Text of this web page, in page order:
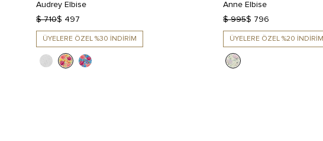
Audrey Elbise
$ 710$ 497
ÜYELERE ÖZEL %30 İNDİRİM
Anne Elbise
$ 995$ 796
ÜYELERE ÖZEL %20 İNDİRİM